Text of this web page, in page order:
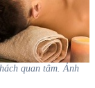
quan tâm. Ảnh